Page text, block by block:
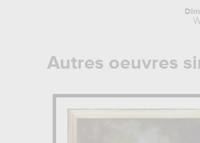
Autres oeuvres